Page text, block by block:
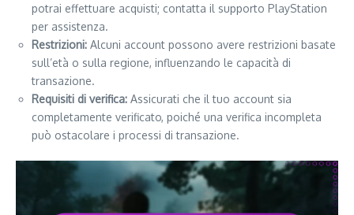
potrai effettuare acquisti; contatta il supporto PlayStation
per assistenza.
Restrizioni: Alcuni account possono avere restrizioni basate
sull’età o sulla regione, influenzando le capacità di
transazione.
Requisiti di verifica: Assicurati che il tuo account sia
completamente verificato, poiché una verifica incompleta
può ostacolare i processi di transazione.